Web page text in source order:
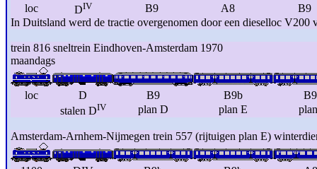
loc DIV B9 A8
B9
In Duitsland werd de tractie overgenomen door een dieselloc V200
trein 816 sneltrein Eindhoven-Amsterdam 1970
maandags
loc D B9 B9b
stalen DIV plan D plan E
Amsterdam-Arnhem-Nijmegen trein 557 (rijtuigen plan E)